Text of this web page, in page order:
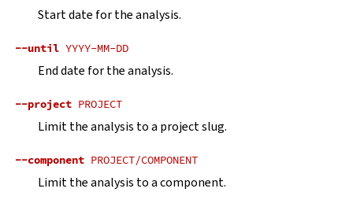
Start date for the analysis.
--until YYYY-MM-DD
End date for the analysis.
--project PROJECT
Limit the analysis to a project slug.
--component PROJECT/COMPONENT
Limit the analysis to a component.